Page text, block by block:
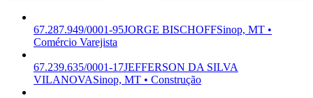
67.287.949/0001-95JORGE BISCHOFFSinop, MT •
Comércio Varejista
67.239.635/0001-17JEFFERSON DA SILVA
VILANOVASinop, MT • Construção